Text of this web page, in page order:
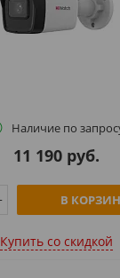
Наличие по
11 190 руб.
В
Купить cо скидкой